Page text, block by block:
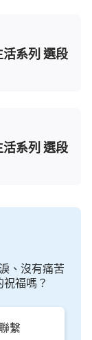
系列 選段
系列 選段
、沒有痛苦
福嗎？
繫